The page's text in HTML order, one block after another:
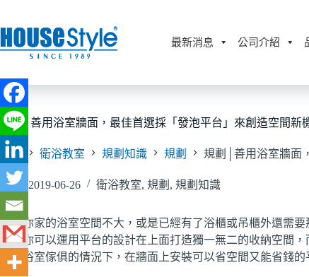
至
主
內
容
最新消息 公司介紹
規劃│善用浴室牆面，最佳首選採「發泡平台」來創造空間新
首頁 衛浴教室 規劃知識 規劃 規劃│善用浴室牆面
2019-06-26 衛浴教室, 規劃 , 規劃知識
如果你家的浴室空間不大，或是已經有了浴櫃或吊櫃外還需
版，你可以運用平台的設計在上面打造獨一無二的收納空間
積的浴室傢俱的情況下，在牆面上安裝可以省空間又能省錢的